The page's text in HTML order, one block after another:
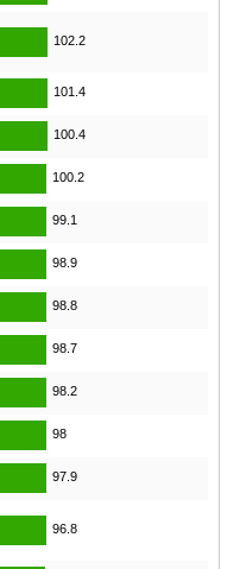
102.2
101.4
100.4
100.2
99.1
98.9
98.8
98.7
98.2
98
97.9
96.8